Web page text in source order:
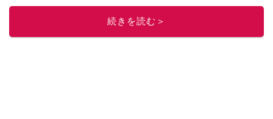
レビューしています。毎日トレンド情報をお届けしているので、ぜひ
してください！続きを読む＞